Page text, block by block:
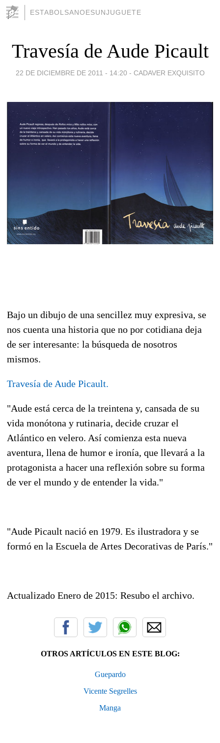
ESTABOLSANOESUNJUGUETE
Travesía de Aude Picault
22 DE DICIEMBRE DE 2011 - 14:20 - CADAVER EXQUISITO
Bajo un dibujo de una sencillez muy expresiva, se
nos cuenta una historia que no por cotidiana deja
de ser interesante: la búsqueda de nosotros
mismos.
Travesía de Aude Picault.
"Aude está cerca de la treintena y, cansada de su
vida monótona y rutinaria, decide cruzar el
Atlántico en velero. Así comienza esta nueva
aventura, llena de humor e ironía, que llevará a la
protagonista a hacer una reflexión sobre su forma
de ver el mundo y de entender la vida."
"Aude Picault nació en 1979. Es ilustradora y se
formó en la Escuela de Artes Decorativas de París."
Actualizado Enero de 2015: Resubo el archivo.
OTROS ARTÍCULOS EN ESTE BLOG:
Guepardo
Vicente Segrelles
Manga